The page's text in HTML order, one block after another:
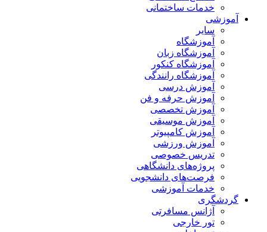
خدمات ساختمانی
آموزشی
سایر
آموزشگاه
آموزشگاه زبان
آموزشگاه کنکور
آموزشگاه رانندگی
آموزش درسی
آموزش حرفه و فن
آموزش تخصصی
آموزش موسیقی
آموزش کامپیوتر
آموزش ورزشی
تدریس خصوصی
پروژه‌های دانشگاهی
فرصت‌های دانشجویی
خدمات آموزشی
گردشگری
آژانس مسافرتی
تور خارجی